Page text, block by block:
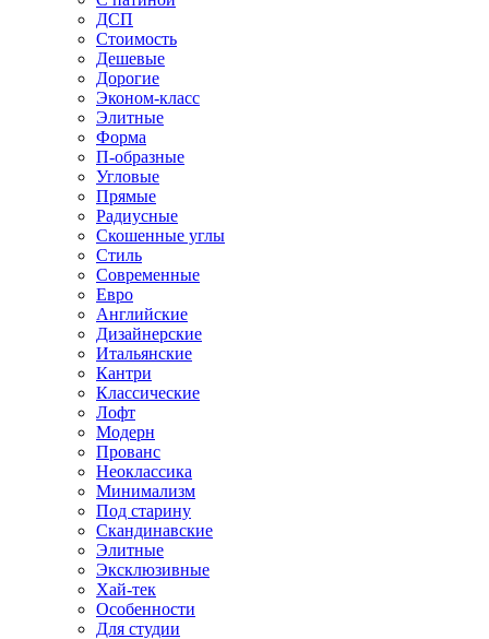
ДСП
Стоимость
Дешевые
Дорогие
Эконом-класс
Элитные
Форма
П-образные
Угловые
Прямые
Радиусные
Скошенные углы
Стиль
Современные
Евро
Английские
Дизайнерские
Итальянские
Кантри
Классические
Лофт
Модерн
Прованс
Неоклассика
Минимализм
Под старину
Скандинавские
Элитные
Эксклюзивные
Хай-тек
Особенности
Для студии